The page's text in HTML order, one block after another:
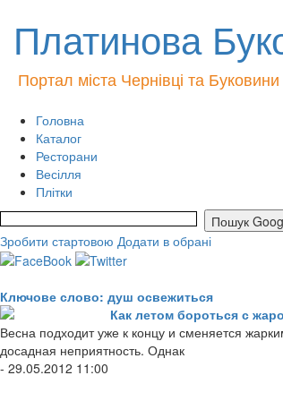
Платинова
Портал міста Чернівці та Буковини
Головна
Каталог
Ресторани
Весілля
Плітки
Зробити стартовою Додати в обрані
Ключове слово: душ освежиться
Как летом бороться с
Весна подходит уже к концу и сменяется
досадная неприятность. Однак
- 29.05.2012 11:00